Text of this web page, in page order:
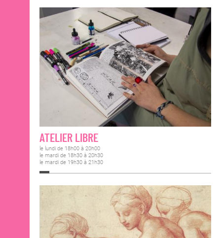
ATELIER LIBRE
le lundi de 18h00 à 20h00
le mardi de 18h30 à 20h30
le mardi de 19h30 à 21h30